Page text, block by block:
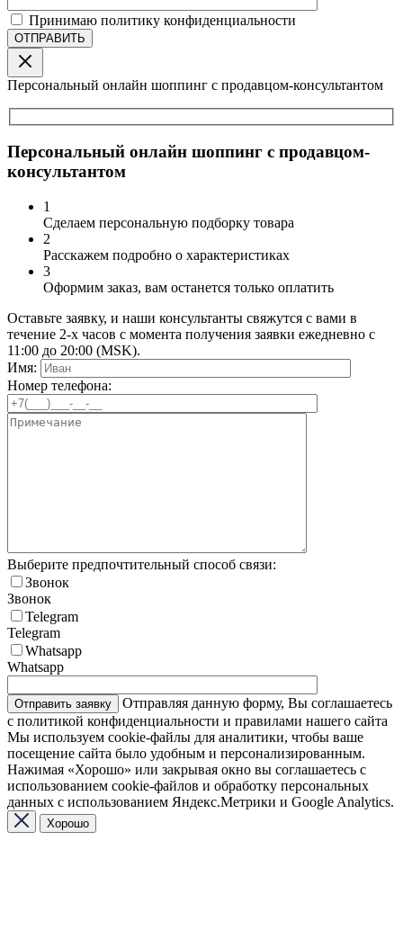
Принимаю политику конфиденциальности
Персональный онлайн шоппинг с продавцом-консультантом
Персональный онлайн шоппинг с продавцом-
консультантом
1
Сделаем персональную подборку товара
2
Расскажем подробно о характеристиках
3
Оформим заказ, вам останется только оплатить
Оставьте заявку, и наши консультанты свяжутся с вами в
течение 2-х часов с момента получения заявки ежедневно с
11:00 до 20:00 (MSK).
Имя:
Номер телефона:
Выберите предпочтительный способ связи:
Звонок
Звонок
Telegram
Telegram
Whatsapp
Whatsapp
Отправляя данную форму, Вы соглашаетесь
с политикой конфиденциальности и правилами нашего сайта
Мы используем cookie-файлы для аналитики, чтобы ваше
посещение сайта было удобным и персонализированным.
Нажимая «Хорошо» или закрывая окно вы соглашаетесь с
использованием cookie-файлов и обработку персональных
данных с использованием Яндекс.Метрики и Google Analytics.
Хорошо